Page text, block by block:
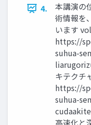
4.
本講演の
術情報を
います
https://
suhua-
キテクチ
https://
suhua-